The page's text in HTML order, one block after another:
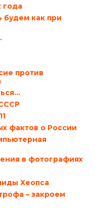
года
будем как при
против
фактов о России
в фотографиях
Хеопса
– закроем